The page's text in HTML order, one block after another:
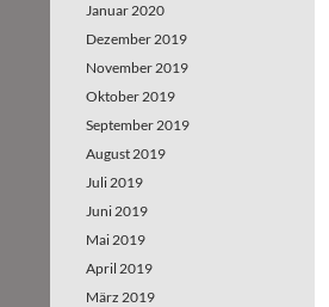
Januar 2020
Dezember 2019
November 2019
Oktober 2019
September 2019
August 2019
Juli 2019
Juni 2019
Mai 2019
April 2019
März 2019